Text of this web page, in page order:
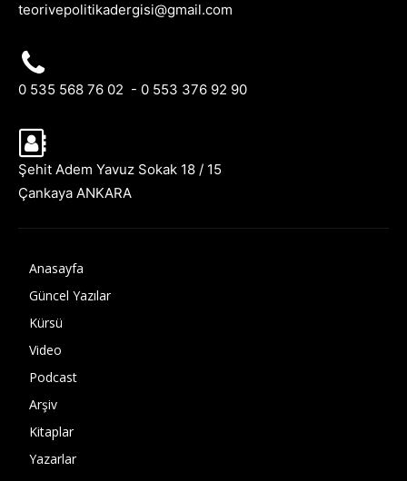
teorivepolitikadergisi@gmail.com
0 535 568 76 02 - 0 553 376 92 90
Şehit Adem Yavuz Sokak 18 / 15
Çankaya ANKARA
Anasayfa
Güncel Yazılar
Kürsü
Video
Podcast
Arşiv
Kitaplar
Yazarlar